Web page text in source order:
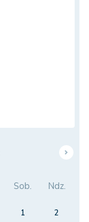
Sob. Ndz.
1
2